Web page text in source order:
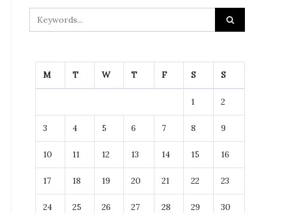
M T W T F S S
1 2
3 4 5 6 7 8 9
10 11 12 13 14 15 16
17 18 19 20 21 22 23
24 25 26 27 28 29 30